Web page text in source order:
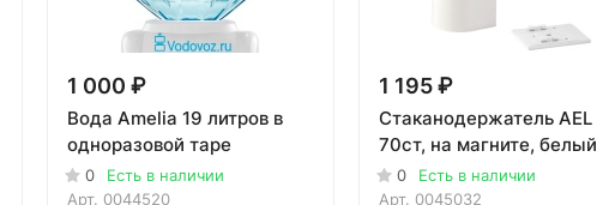
1 000 ₽
Вода Amelia 19 литров в
одноразовой таре
0
Есть в наличии
Арт. 0044520
1 195 ₽
Стаканодержатель AEL
70ст, на магните, белый
0
Есть в наличии
Арт. 0045032